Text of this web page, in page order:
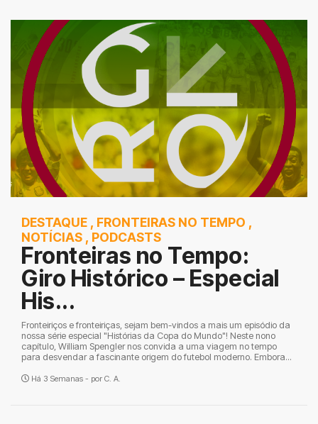
DESTAQUE , FRONTEIRAS NO TEMPO ,
NOTÍCIAS , PODCASTS
Fronteiras no Tempo:
Giro Histórico – Especial
His...
Fronteiriços e fronteiriças, sejam bem-vindos a mais um episódio da
nossa série especial "Histórias da Copa do Mundo"! Neste nono
capítulo, William Spengler nos convida a uma viagem no tempo
para desvendar a fascinante origem do futebol moderno. Embora...
Há 3 Semanas - por C. A.